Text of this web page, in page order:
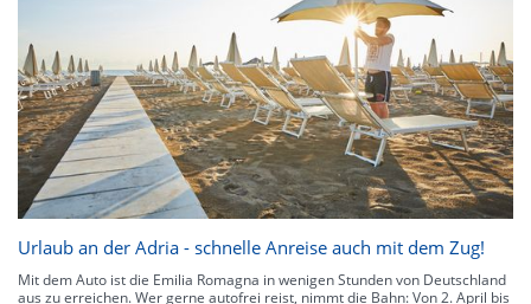
Urlaub an der Adria - schnelle Anreise auch mit dem Zug!
Mit dem Auto ist die Emilia Romagna in wenigen Stunden von Deutschland
aus zu erreichen. Wer gerne autofrei reist, nimmt die Bahn: Von 2. April bis